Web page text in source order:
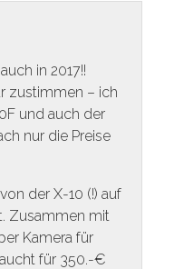
in 2017!!
zustimmen – ich
und auch der
nur die Preise
der X-10 (!) auf
Zusammen mit
Kamera für
für 350.-€